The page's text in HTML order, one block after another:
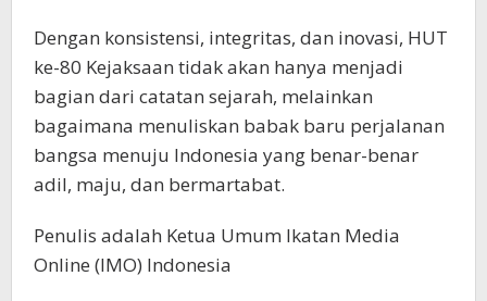
Dengan konsistensi, integritas, dan inovasi, HUT
ke-80 Kejaksaan tidak akan hanya menjadi
bagian dari catatan sejarah, melainkan
bagaimana menuliskan babak baru perjalanan
bangsa menuju Indonesia yang benar-benar
adil, maju, dan bermartabat.
Penulis adalah Ketua Umum Ikatan Media
Online (IMO) Indonesia